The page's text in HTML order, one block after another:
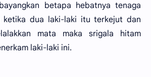
betapa hebatnya tenaga
ketika dua laki-laki itu terkejut dan
mata maka srigala hitam
laki-laki ini.